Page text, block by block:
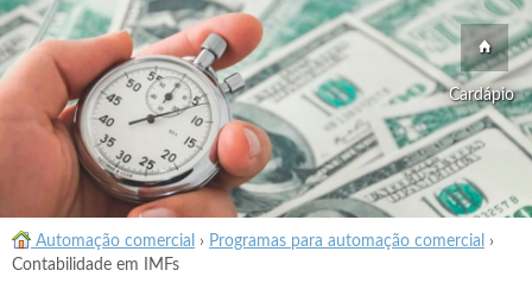
Cardápio
Automação comercial › Programas para automação comercial
›
Contabilidade em IMFs